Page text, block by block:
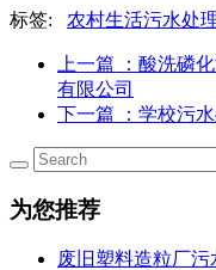
标签: 农村生活污水处
上一篇
：酸洗磷
有限公司
下一篇
：学校污
为您推荐
废旧塑料造粒厂